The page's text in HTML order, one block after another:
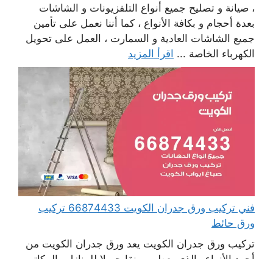
، صيانة و تصليح جميع أنواع التلفزيونات و الشاشات
بعدة أحجام و بكافة الأنواع ، كما أننا نعمل على تأمين
جميع الشاشات العادية و السمارت ، العمل على تحويل
الكهرباء الخاصة ... اقرأ المزيد
فني تركيب ورق جدران الكويت 66874433 تركيب
ورق حائط
تركيب ورق جدران الكويت يعد ورق جدران الكويت من